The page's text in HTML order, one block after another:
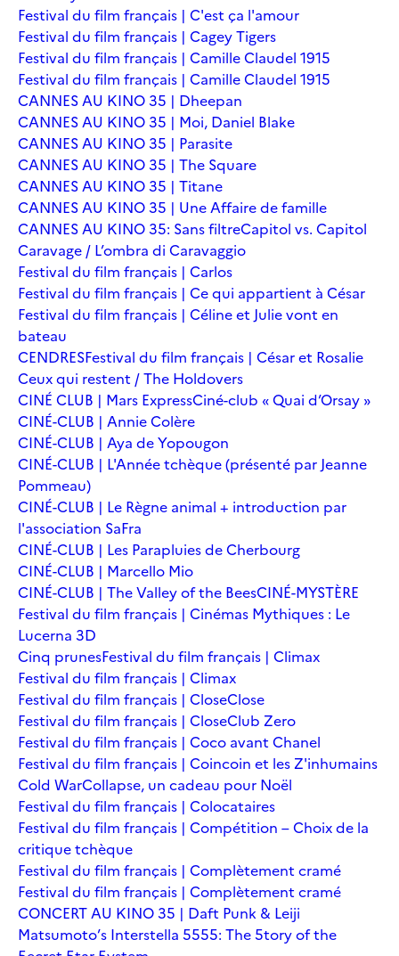
Festival du film français | C'est ça l'amour
Festival du film français | Cagey Tigers
Festival du film français | Camille Claudel 1915
Festival du film français | Camille Claudel 1915
CANNES AU KINO 35 | Dheepan
CANNES AU KINO 35 | Moi, Daniel Blake
CANNES AU KINO 35 | Parasite
CANNES AU KINO 35 | The Square
CANNES AU KINO 35 | Titane
CANNES AU KINO 35 | Une Affaire de famille
CANNES AU KINO 35: Sans filtreCapitol vs. Capitol
Caravage / L’ombra di Caravaggio
Festival du film français | Carlos
Festival du film français | Ce qui appartient à César
Festival du film français | Céline et Julie vont en
bateau
CENDRESFestival du film français | César et Rosalie
Ceux qui restent / The Holdovers
CINÉ CLUB | Mars ExpressCiné-club « Quai d’Orsay »
CINÉ-CLUB | Annie Colère
CINÉ-CLUB | Aya de Yopougon
CINÉ-CLUB | L'Année tchèque (présenté par Jeanne
Pommeau)
CINÉ-CLUB | Le Règne animal + introduction par
l'association SaFra
CINÉ-CLUB | Les Parapluies de Cherbourg
CINÉ-CLUB | Marcello Mio
CINÉ-CLUB | The Valley of the BeesCINÉ-MYSTÈRE
Festival du film français | Cinémas Mythiques : Le
Lucerna 3D
Cinq prunesFestival du film français | Climax
Festival du film français | Climax
Festival du film français | CloseClose
Festival du film français | CloseClub Zero
Festival du film français | Coco avant Chanel
Festival du film français | Coincoin et les Z'inhumains
Cold WarCollapse, un cadeau pour Noël
Festival du film français | Colocataires
Festival du film français | Compétition – Choix de la
critique tchèque
Festival du film français | Complètement cramé
Festival du film français | Complètement cramé
CONCERT AU KINO 35 | Daft Punk & Leiji
Matsumoto’s Interstella 5555: The 5tory of the